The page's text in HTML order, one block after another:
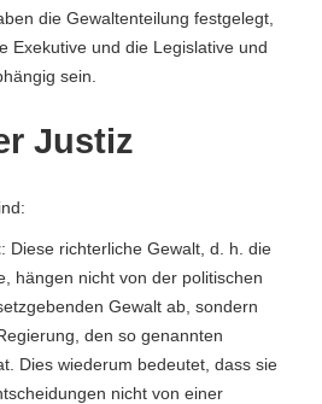
die Gewaltenteilung festgelegt,
Exekutive und die Legislative und
sein.
Justiz
: Diese richterliche Gewalt, d. h. die
hängen nicht von der politischen
Gewalt ab, sondern
den so genannten
Dies wiederum bedeutet, dass sie
nicht von einer